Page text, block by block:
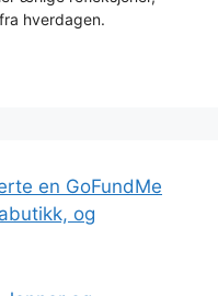
hverdagen.
en GoFundMe
og